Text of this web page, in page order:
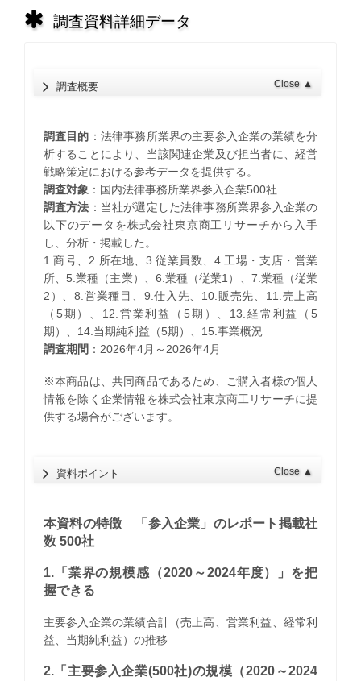
調査資料詳細データ
調査概要 Close ▲
調査目的 ：法律事務所業界の主要参入企業の業績を分
析することにより、当該関連企業及び担当者に、経営
戦略策定における参考データを提供する。
調査対象：国内法律事務所業界参入企業500社
調査方法 ：当社が選定した法律事務所業界参入企業の
以下のデータを株式会社東京商工リサーチから入手
し、分析・掲載した。
1.商号、2.所在地、3.従業員数、4.工場・支店・営業
所、5.業種（主業）、6.業種（従業1）、7.業種（従業
2）、8.営業種目、9.仕入先、10.販売先、11.売上高
（5期）、12.営業利益（5期）、13.経常利益（5
期）、14.当期純利益（5期）、15.事業概況
調査期間 ：2026年4月～2026年4月
※本商品は、共同商品であるため、ご購入者様の個人
情報を除く企業情報を株式会社東京商工リサーチに提
供する場合がございます。
資料ポイント Close ▲
本資料の特徴 「参入企業」のレポート掲載社
数 500社
1.「業界の規模感（2020～2024年度）」を把
握できる
主要参入企業の業績合計（売上高、営業利益、経常利
益、当期純利益）の推移
2.「主要参入企業(500社)の規模（2020～2024